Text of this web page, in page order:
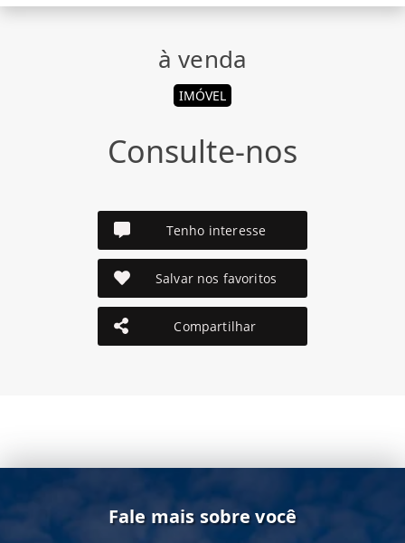
à venda
IMÓVEL
Consulte-nos
Tenho interesse
Salvar nos favoritos
Compartilhar
Fale mais sobre você